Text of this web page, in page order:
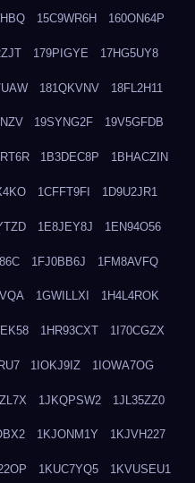
15C9WR6H 160ON64P
179PIGYE 17HG5UY8
181QKVNV 18FL2H11
19SYNG2F 19V5GFDB
1B3DEC8P 1BHACZIN
1CFFT9FI 1D9U2JR1
1E8JEY8J 1EN94O56
1FJ0BB6J 1FM8AVFQ
1GWILLXI 1H4L4ROK
1HR93CXT 1I70CGZX
1IOKJ9IZ 1IOWA7OG
1JKQPSW2 1JL35ZZ0
1KJONM1Y 1KJVH227
1KUC7YQ5 1KVUSEU1